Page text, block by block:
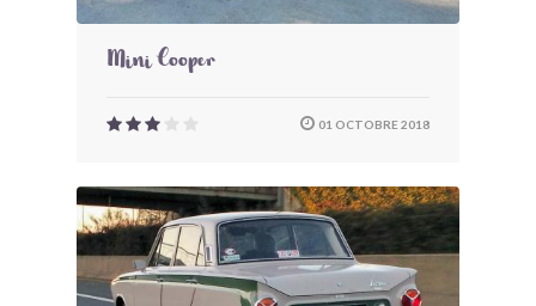
Mini Cooper
01 OCTOBRE 2018